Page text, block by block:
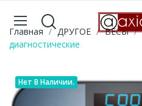
Главная ДРУГОЕ ВЕСЫ
диагностические
Нет В Наличии.